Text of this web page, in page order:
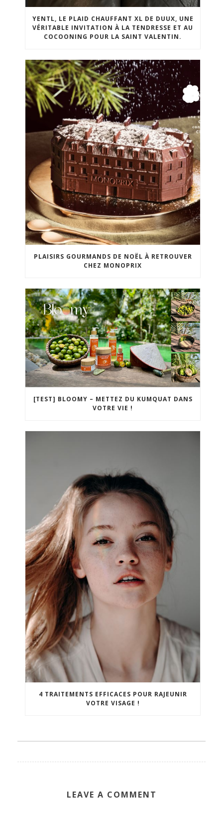
YENTL, LE PLAID CHAUFFANT XL DE DUUX, UNE
VÉRITABLE INVITATION À LA TENDRESSE ET AU
COCOONING POUR LA SAINT VALENTIN.
PLAISIRS GOURMANDS DE NOËL À RETROUVER
CHEZ MONOPRIX
[TEST] BLOOMY – METTEZ DU KUMQUAT DANS
VOTRE VIE !
4 TRAITEMENTS EFFICACES POUR RAJEUNIR
VOTRE VISAGE !
LEAVE A COMMENT